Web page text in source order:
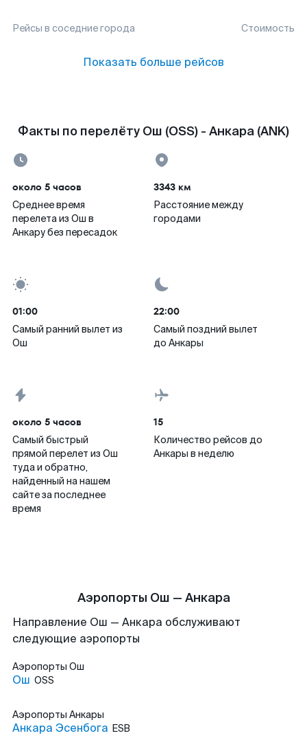
Рейсы в соседние города Стоимость
Показать больше рейсов
Факты по перелёту Ош (OSS) - Анкара (ANK)
около 5 часов
Среднее время
перелета из Ош в
Анкару без пересадок
3343 км
Расстояние между
городами
01:00
Самый ранний вылет из
Ош
22:00
Самый поздний вылет
до Анкары
около 5 часов
Самый быстрый
прямой перелет из Ош
туда и обратно,
найденный на нашем
сайте за последнее
время
15
Количество рейсов до
Анкары в неделю
Аэропорты Ош — Анкара
Направление Ош — Анкара обслуживают
следующие аэропорты
Аэропорты Ош
Ош OSS
Аэропорты Анкары
Анкара Эсенбога ESB